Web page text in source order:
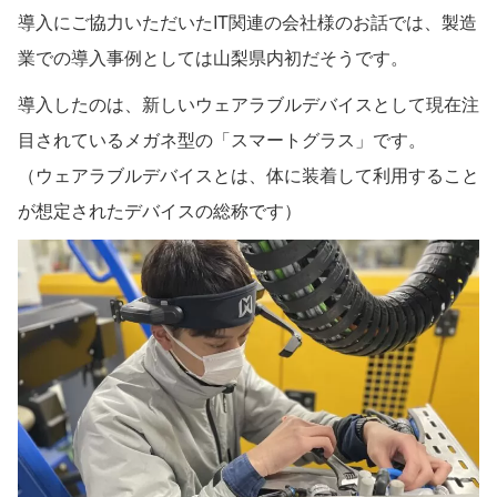
導入にご協力いただいたIT関連の会社様のお話では、製造
業での導入事例としては山梨県内初だそうです。
導入したのは、新しいウェアラブルデバイスとして現在注
目されているメガネ型の「スマートグラス」です。
（ウェアラブルデバイスとは、体に装着して利用すること
が想定されたデバイスの総称です）